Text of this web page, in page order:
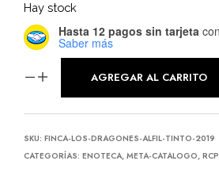
Hay stock
Hasta 12 pagos sin tarjeta
Saber más
AGREGAR AL CARRITO
SKU: FINCA-LOS-DRAGONES-ALFIL-TINTO-2019
CATEGORÍAS: ENOTECA, META-CATALOGO, RCP